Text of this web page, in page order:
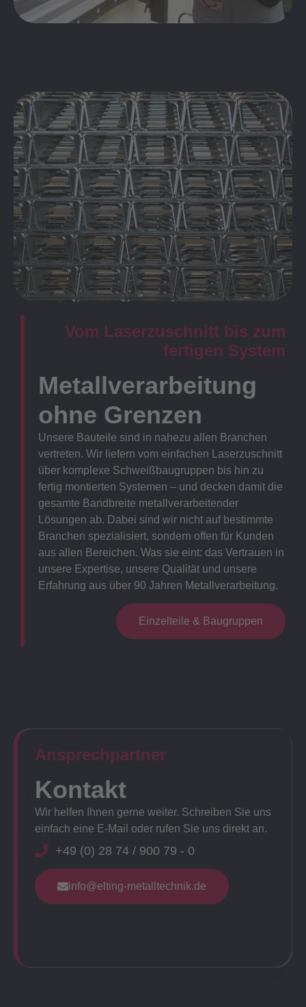
Vom Laserzuschnitt bis zum
fertigen System
Metallverarbeitung
ohne Grenzen
Unsere Bauteile sind in nahezu allen Branchen
vertreten. Wir liefern vom einfachen Laserzuschnitt
über komplexe Schweißbaugruppen bis hin zu
fertig montierten Systemen – und decken damit die
gesamte Bandbreite metallverarbeitender
Lösungen ab. Dabei sind wir nicht auf bestimmte
Branchen spezialisiert, sondern offen für Kunden
aus allen Bereichen. Was sie eint: das Vertrauen in
unsere Expertise, unsere Qualität und unsere
Erfahrung aus über 90 Jahren Metallverarbeitung.
Einzelteile & Baugruppen
Ansprechpartner​
Kontakt
Wir helfen Ihnen gerne weiter. Schreiben Sie uns
einfach eine E-Mail oder rufen Sie uns direkt an.
+49 (0) 28 74 / 900 79 - 0
info@elting-metalltechnik.de